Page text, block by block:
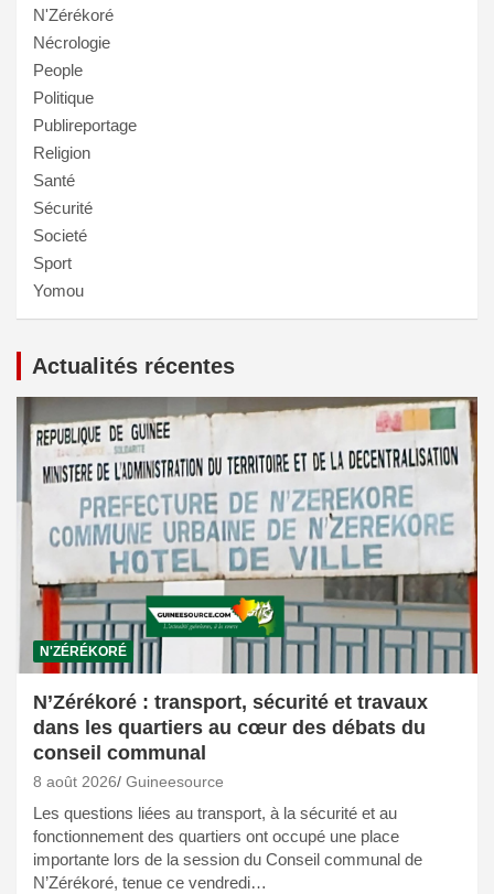
N'Zérékoré
Nécrologie
People
Politique
Publireportage
Religion
Santé
Sécurité
Societé
Sport
Yomou
Actualités récentes
N'ZÉRÉKORÉ
N’Zérékoré : transport, sécurité et travaux
dans les quartiers au cœur des débats du
conseil communal
8 août 2026 Guineesource
Les questions liées au transport, à la sécurité et au
fonctionnement des quartiers ont occupé une place
importante lors de la session du Conseil communal de
N’Zérékoré, tenue ce vendredi…